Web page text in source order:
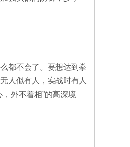
都不会了。要想达到拳
人似有人，实战时有人
外不着相”的高深境